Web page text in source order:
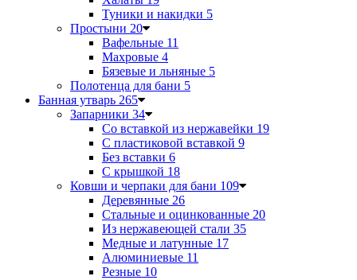
Туники и накидки 5
Простыни 20
Вафельные 11
Махровые 4
Бязевые и льняные 5
Полотенца для бани 5
Банная утварь 265
Запарники 34
Со вставкой из нержавейки 19
С пластиковой вставкой 9
Без вставки 6
С крышкой 18
Ковши и черпаки для бани 109
Деревянные 26
Стальные и оцинкованные 20
Из нержавеющей стали 35
Медные и латунные 17
Алюминиевые 11
Резные 10